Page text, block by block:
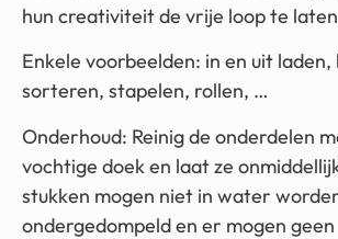
hun creativiteit de vrije loop te
Enkele voorbeelden: in en uit laden,
sorteren, stapelen, rollen, …
Onderhoud: Reinig de onderdelen
vochtige doek en laat ze
stukken mogen niet in water
ondergedompeld en er mogen geen